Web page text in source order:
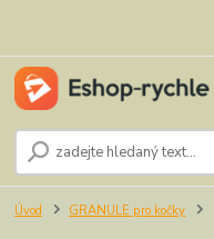
Úvod GRANULE pro kočky